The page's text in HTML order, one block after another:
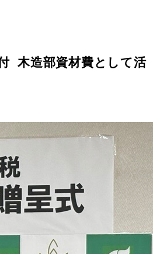
木造部資材費として活